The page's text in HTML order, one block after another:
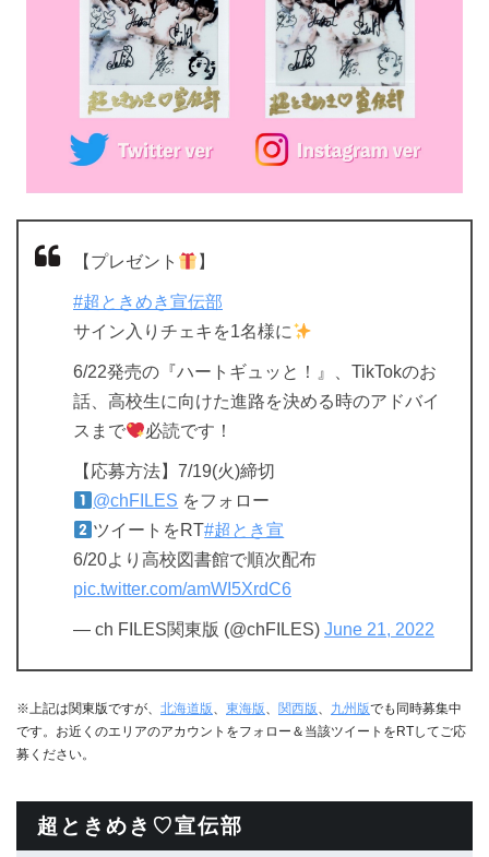
【プレゼント 】
#超ときめき宣伝部
サイン入りチェキを1名様に
6/22発売の『ハートギュッと！』、TikTokのお
話、高校生に向けた進路を決める時のアドバイ
スまで
必読です！
【応募方法】7/19(火)締切
@chFILES をフォロー
ツイートをRT#超とき宣
6/20より高校図書館で順次配布
pic.twitter.com/amWI5XrdC6
— ch FILES関東版 (@chFILES) June 21, 2022
※上記は関東版ですが、 北海道版、 東海版、 関西版、 九州版でも同時募集中
です。お近くのエリアのアカウントをフォロー＆当該ツイートをRTしてご応
募ください。
超ときめき♡宣伝部